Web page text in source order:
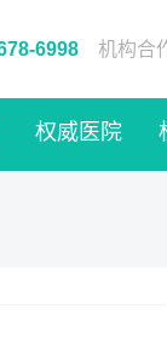
6998 机构合
权威医院